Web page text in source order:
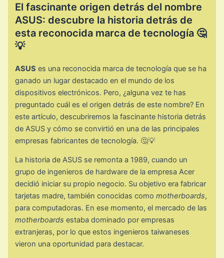
El fascinante origen detrás del nombre
ASUS: descubre la historia detrás de
esta reconocida marca de tecnología 🤔
💡
ASUS es una reconocida marca de tecnología que se ha
ganado un lugar destacado en el mundo de los
dispositivos electrónicos. Pero, ¿alguna vez te has
preguntado cuál es el origen detrás de este nombre? En
este artículo, descubriremos la fascinante historia detrás
de ASUS y cómo se convirtió en una de las principales
empresas fabricantes de tecnología. 🤔💡
La historia de ASUS se remonta a 1989, cuando un
grupo de ingenieros de hardware de la empresa Acer
decidió iniciar su propio negocio. Su objetivo era fabricar
tarjetas madre, también conocidas comomotherboards,
para computadoras. En ese momento, el mercado de las
motherboards estaba dominado por empresas
extranjeras, por lo que estos ingenieros taiwaneses
vieron una oportunidad para destacar.